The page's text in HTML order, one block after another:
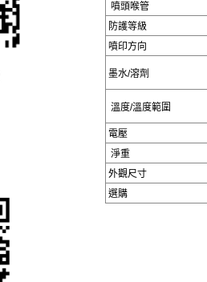
噴頭喉管
防護等級
噴印方向
墨水/溶劑
溫度/溫度範圍
電壓
淨重
外觀尺寸
選購